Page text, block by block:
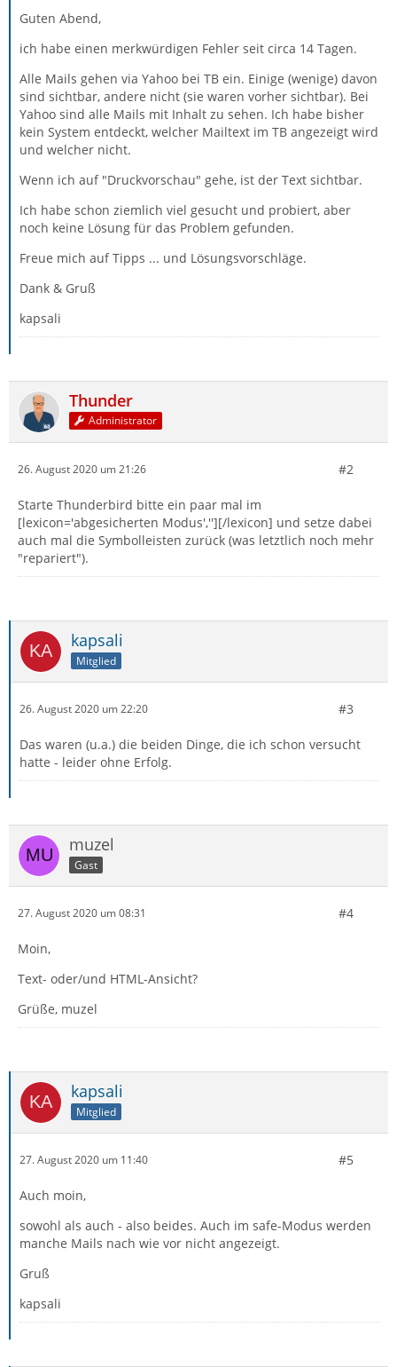
Guten Abend,
ich habe einen merkwürdigen Fehler seit circa 14 Tagen.
Alle Mails gehen via Yahoo bei TB ein. Einige (wenige) davon
sind sichtbar, andere nicht (sie waren vorher sichtbar). Bei
Yahoo sind alle Mails mit Inhalt zu sehen. Ich habe bisher
kein System entdeckt, welcher Mailtext im TB angezeigt wird
und welcher nicht.
Wenn ich auf "Druckvorschau" gehe, ist der Text sichtbar.
Ich habe schon ziemlich viel gesucht und probiert, aber
noch keine Lösung für das Problem gefunden.
Freue mich auf Tipps ... und Lösungsvorschläge.
Dank & Gruß
kapsali
Thunder
Administrator
26. August 2020 um 21:26 #2
Starte Thunderbird bitte ein paar mal im
[lexicon='abgesicherten Modus',''][/lexicon] und setze dabei
auch mal die Symbolleisten zurück (was letztlich noch mehr
"repariert").
kapsali
Mitglied
26. August 2020 um 22:20 #3
Das waren (u.a.) die beiden Dinge, die ich schon versucht
hatte - leider ohne Erfolg.
muzel
Gast
27. August 2020 um 08:31 #4
Moin,
Text- oder/und HTML-Ansicht?
Grüße, muzel
kapsali
Mitglied
27. August 2020 um 11:40 #5
Auch moin,
sowohl als auch - also beides. Auch im safe-Modus werden
manche Mails nach wie vor nicht angezeigt.
Gruß
kapsali